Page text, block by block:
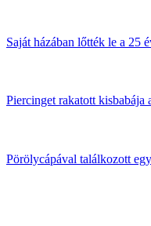
Saját házában lőtték le a 25
Piercinget rakatott kisbabája
Pörölycápával találkozott